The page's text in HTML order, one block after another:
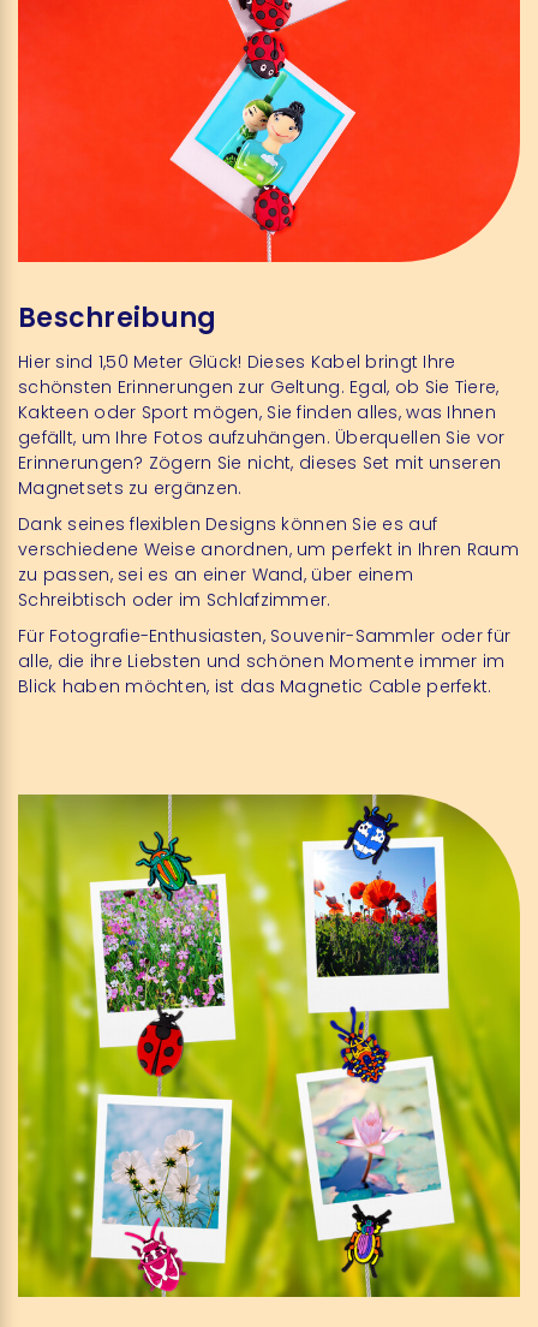
Beschreibung
Hier sind 1,50 Meter Glück! Dieses Kabel bringt Ihre
schönsten Erinnerungen zur Geltung. Egal, ob Sie Tiere,
Kakteen oder Sport mögen, Sie finden alles, was Ihnen
gefällt, um Ihre Fotos aufzuhängen. Überquellen Sie vor
Erinnerungen? Zögern Sie nicht, dieses Set mit unseren
Magnetsets zu ergänzen.
Dank seines flexiblen Designs können Sie es auf
verschiedene Weise anordnen, um perfekt in Ihren Raum
zu passen, sei es an einer Wand, über einem
Schreibtisch oder im Schlafzimmer.
Für Fotografie-Enthusiasten, Souvenir-Sammler oder für
alle, die ihre Liebsten und schönen Momente immer im
Blick haben möchten, ist das Magnetic Cable perfekt.